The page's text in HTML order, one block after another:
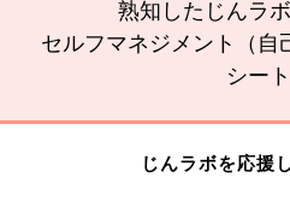
熟知したじんラ
セルフマネジメント（自
シート
じんラボを応援